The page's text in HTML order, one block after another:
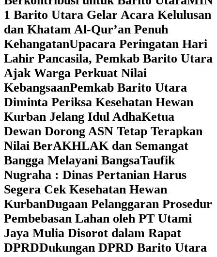
1 Barito Utara Gelar Acara Kelulusan
dan Khatam Al-Qur’an Penuh
KehangatanUpacara Peringatan Hari
Lahir Pancasila, Pemkab Barito Utara
Ajak Warga Perkuat Nilai
KebangsaanPemkab Barito Utara
Diminta Periksa Kesehatan Hewan
Kurban Jelang Idul AdhaKetua
Dewan Dorong ASN Tetap Terapkan
Nilai BerAKHLAK dan Semangat
Bangga Melayani BangsaTaufik
Nugraha : Dinas Pertanian Harus
Segera Cek Kesehatan Hewan
KurbanDugaan Pelanggaran Prosedur
Pembebasan Lahan oleh PT Utami
Jaya Mulia Disorot dalam Rapat
DPRDDukungan DPRD Barito Utara